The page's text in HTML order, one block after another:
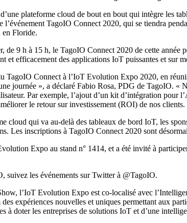
plateforme cloud de bout en bout qui intègre les
l’événement TagoIO Connect 2020, qui se tiendra
Floride.
9 h à 15 h, le TagoIO Connect 2020 de cette année
efficacement des applications IoT puissantes et sur
TagoIO Connect à l’IoT Evolution Expo 2020, en
journée », a déclaré Fabio Rosa, PDG de TagoIO.
Par exemple, l’ajout d’un kit d’intégration pour
le retour sur investissement (ROI) de nos clients.
cloud qui va au-delà des tableaux de bord IoT, les
Les inscriptions à TagoIO Connect 2020 sont
Expo au stand n° 1414, et a été invité à
suivez les événements sur Twitter à @TagoIO.
l’IoT Evolution Expo est co-localisé avec
expériences nouvelles et uniques permettant aux
à doter les entreprises de solutions IoT et d’une